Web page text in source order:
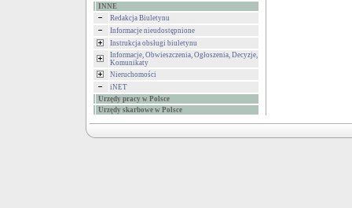
INNE
Redakcja Biuletynu
Informacje nieudostępnione
Instrukcja obsługi biuletynu
Informacje, Obwieszczenia, Ogłoszenia, Decyzje,
Komunikaty
Nieruchomości
iNET
Urzędy pracy w Polsce
Urzędy skarbowe w Polsce